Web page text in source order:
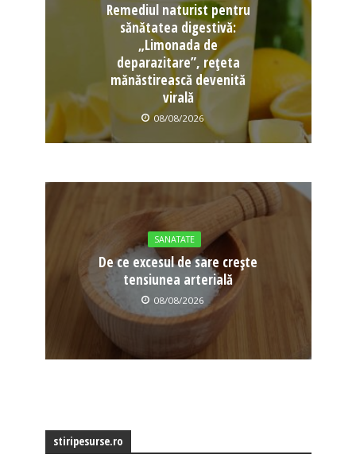
Remediul naturist pentru
sănătatea digestivă:
„Limonada de
deparazitare”, rețeta
mănăstirească devenită
virală
08/08/2026
SANATATE
De ce excesul de sare crește
tensiunea arterială
08/08/2026
stiripesurse.ro